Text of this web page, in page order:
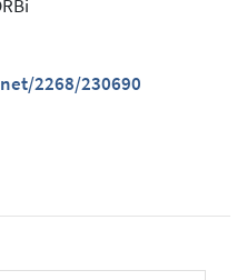
2268/230690